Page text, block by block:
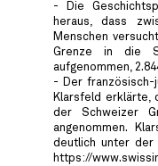
- Die
heraus, dass
Menschen
Grenze in die
aufgenommen,
- Der französisch-
Klarsfeld erklärte,
der Schweizer
angenommen.
deutlich unter der
https://